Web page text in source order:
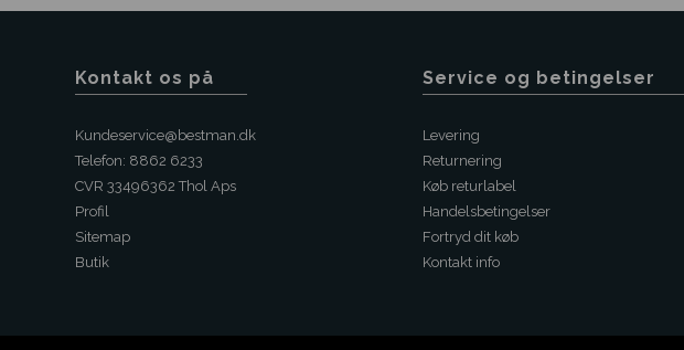
Kontakt os på
Kundeservice@bestman.dk
Telefon: 8862 6233
CVR 33496362 Thol Aps
Profil
Sitemap
Butik
Service og betingelser
Levering
Returnering
Køb returlabel
Handelsbetingelser
Fortryd dit køb
Kontakt info